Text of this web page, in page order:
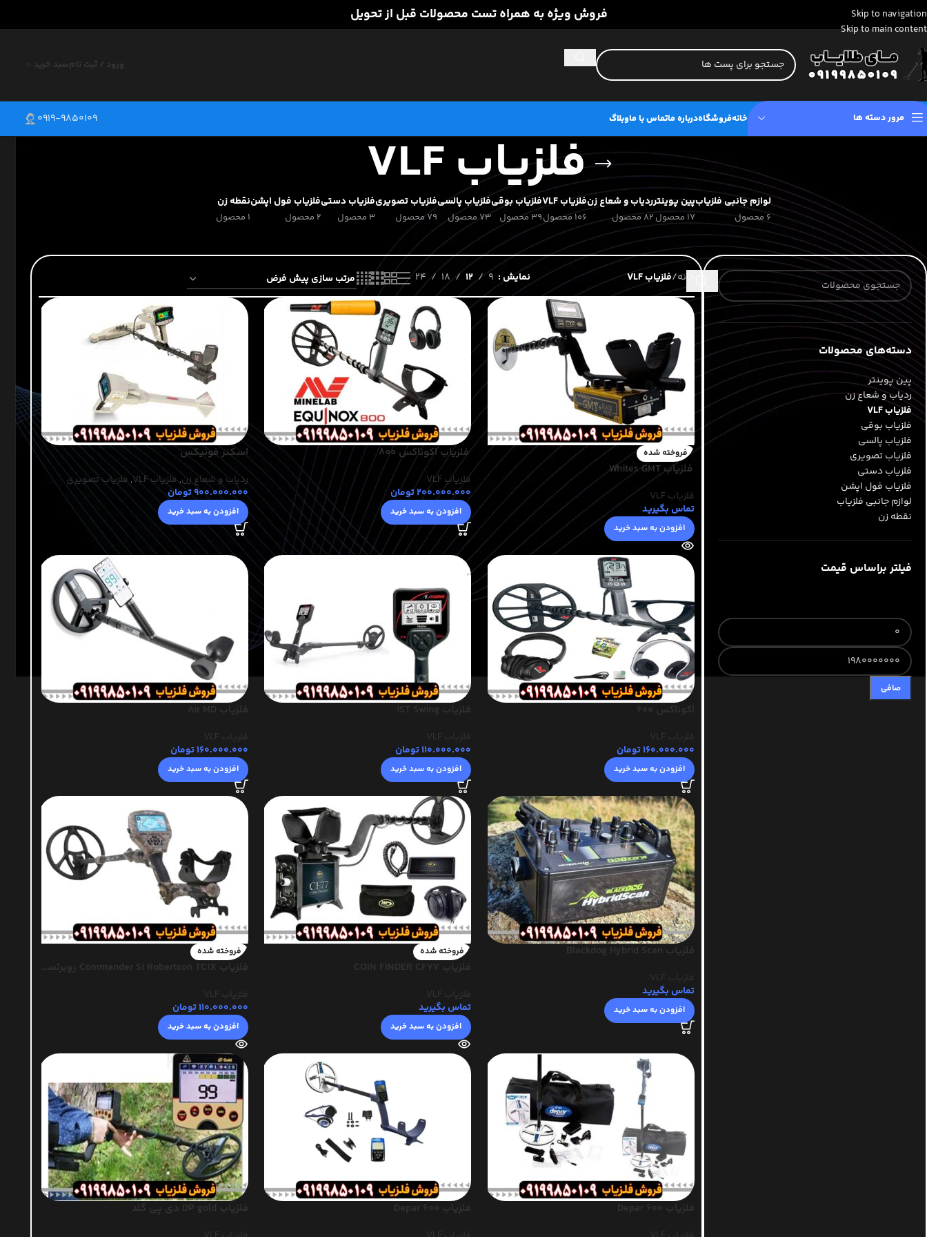
Skip to navigation
Skip to main content
فروش ویژه به همراه تست محصولات قبل از تحویل
ورود / ثبت نام سبد خرید
مرور دسته ها خانهفروشگاهدرباره ماتماس با ماوبلاگ 0919-9850109
فلزیاب VLF
لوازم جانبی فلزیاب
6 محصول
پین پوینتر
17 محصول
ردیاب و شعاع زن
82 محصول
فلزیاب VLF
106 محصول
فلزیاب بوقی
39 محصول
فلزیاب پالسی
73 محصول
فلزیاب تصویری
79 محصول
فلزیاب دستی
3 محصول
فلزیاب فول اپشن
2 محصول
نقطه زن
1 محصول
دسته‌های محصولات
پین پوینتر
ردیاب و شعاع زن
فلزیاب VLF
فلزیاب بوقی
فلزیاب پالسی
فلزیاب تصویری
فلزیاب دستی
فلزیاب فول اپشن
لوازم جانبی فلزیاب
نقطه زن
فیلتر براساس قیمت
صافی
خانه/فلزیاب VLF نمایش 9
12
18
24
فروخته شده
فلزیاب Whites GMT
فلزیاب VLF
تماس بگیرید
افزودن به سبد خرید
فلزیاب اکوناکس 800
فلزیاب VLF
200.000.000تومان
افزودن به سبد خرید
اسکنر فونیکس
ردیاب و شعاع زن,فلزیاب VLF ,فلزیاب تصویری
900.000.000تومان
افزودن به سبد خرید
اکوناکس 600
فلزیاب VLF
160.000.000تومان
افزودن به سبد خرید
فلزیاب 1ST Swing
فلزیاب VLF
110.000.000تومان
افزودن به سبد خرید
فلزیاب Air MD
فلزیاب VLF
160.000.000تومان
افزودن به سبد خرید
فلزیاب Blackdog Hybrid Scan
فلزیاب VLF
تماس بگیرید
افزودن به سبد خرید
فروخته شده
فلزیاب COIN FINDER CF77
فلزیاب VLF
تماس بگیرید
افزودن به سبد خرید
فروخته شده
فلزیاب VLF
110.000.000تومان
افزودن به سبد خرید
فلزیاب Depar 600 فلزیاب Depar 600 فلزیاب DP gold دی پی گلد